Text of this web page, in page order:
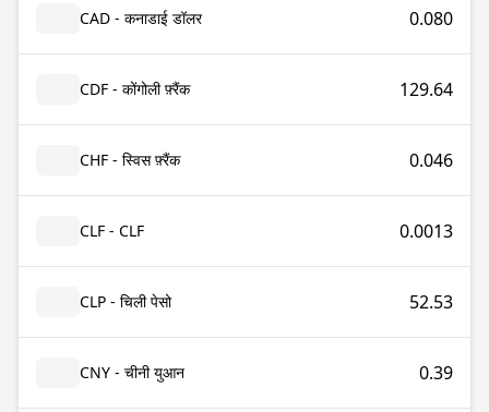
CAD - कनाडाई डॉलर 0.080
CDF - कोंगोली फ़्रैंक 129.64
CHF - स्विस फ़्रैंक 0.046
CLF - CLF 0.0013
CLP - चिली पेसो 52.53
CNY - चीनी युआन 0.39